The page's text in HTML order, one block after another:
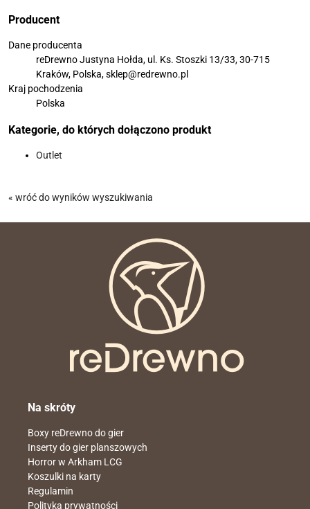
Producent
Dane producenta
reDrewno Justyna Hołda, ul. Ks. Stoszki 13/33, 30-715
Kraków, Polska, sklep@redrewno.pl
Kraj pochodzenia
Polska
Kategorie, do których dołączono produkt
Outlet
« wróć do wyników wyszukiwania
Na skróty
Boxy reDrewno do gier
Inserty do gier planszowych
Horror w Arkham LCG
Koszulki na karty
Regulamin
Polityka prywatności